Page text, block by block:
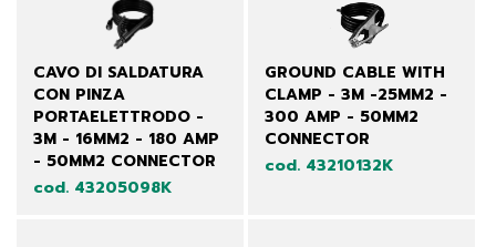
CAVO DI SALDATURA
CON PINZA
PORTAELETTRODO -
3M - 16MM2 - 180 AMP
- 50MM2 CONNECTOR
cod. 43205098K
GROUND CABLE WITH
CLAMP - 3M -25MM2 -
300 AMP - 50MM2
CONNECTOR
cod. 43210132K